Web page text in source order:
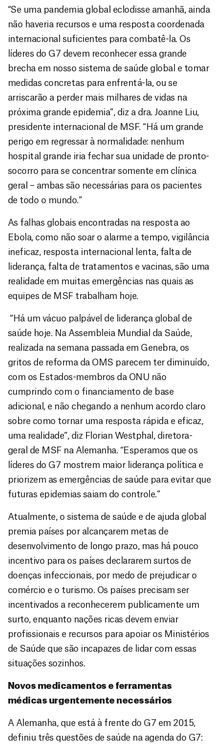
“Se uma pandemia global eclodisse amanhã, ainda
não haveria recursos e uma resposta coordenada
internacional suficientes para combatê-la. Os
líderes do G7 devem reconhecer essa grande
brecha em nosso sistema de saúde global e tomar
medidas concretas para enfrentá-la, ou se
arriscarão a perder mais milhares de vidas na
próxima grande epidemia”, diz a dra. Joanne Liu,
presidente internacional de MSF. “Há um grande
perigo em regressar à normalidade: nenhum
hospital grande iria fechar sua unidade de pronto-
socorro para se concentrar somente em clínica
geral – ambas são necessárias para os pacientes
de todo o mundo.”
As falhas globais encontradas na resposta ao
Ebola, como não soar o alarme a tempo, vigilância
ineficaz, resposta internacional lenta, falta de
liderança, falta de tratamentos e vacinas, são uma
realidade em muitas emergências nas quais as
equipes de MSF trabalham hoje.
“Há um vácuo palpável de liderança global de
saúde hoje. Na Assembleia Mundial da Saúde,
realizada na semana passada em Genebra, os
gritos de reforma da OMS parecem ter diminuído,
com os Estados-membros da ONU não
cumprindo com o financiamento de base
adicional, e não chegando a nenhum acordo claro
sobre como tornar uma resposta rápida e eficaz,
uma realidade”, diz Florian Westphal, diretora-
geral de MSF na Alemanha. “Esperamos que os
líderes do G7 mostrem maior liderança política e
priorizem as emergências de saúde para evitar que
futuras epidemias saiam do controle.”
Atualmente, o sistema de saúde e de ajuda global
premia países por alcançarem metas de
desenvolvimento de longo prazo, mas há pouco
incentivo para os países declararem surtos de
doenças infeccionais, por medo de prejudicar o
comércio e o turismo. Os países precisam ser
incentivados a reconhecerem publicamente um
surto, enquanto nações ricas devem enviar
profissionais e recursos para apoiar os Ministérios
de Saúde que são incapazes de lidar com essas
situações sozinhos.
Novos medicamentos e ferramentas
médicas urgentemente necessários
A Alemanha, que está à frente do G7 em 2015,
definiu três questões de saúde na agenda do G7: